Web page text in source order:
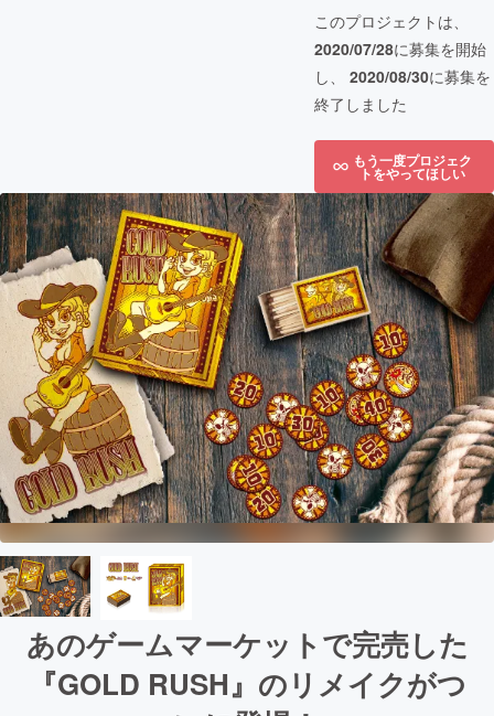
このプロジェクトは、
2020/07/28に募集を開始
し、 2020/08/30に募集を
終了しました
もう一度プロジェク
トをやってほしい
あのゲームマーケットで完売した
『GOLD RUSH』のリメイクがつ